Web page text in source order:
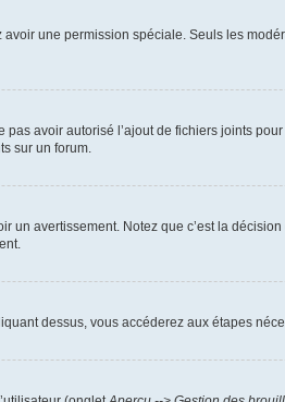
une permission spéciale. Seuls les
avoir autorisé l’ajout de fichiers joints
sur un forum.
avertissement. Notez que c’est la
dessus, vous accéderez aux étapes